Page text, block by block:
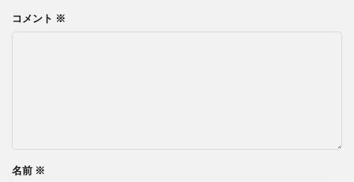
コメント ※
名前 ※